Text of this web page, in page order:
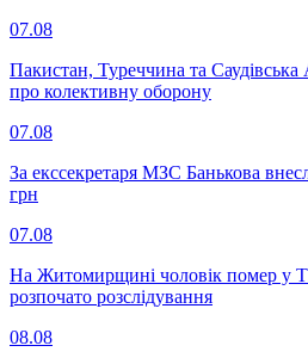
07.08
Пакистан, Туреччина та Саудівська
про колективну оборону
07.08
За екссекретаря МЗС Банькова
грн
07.08
На Житомирщині чоловік помер у
розпочато розслідування
08.08